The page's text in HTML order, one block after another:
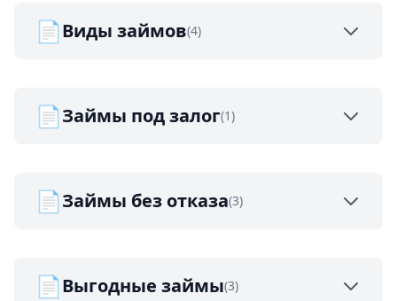
📄Виды займов(4)
📄Займы под залог(1)
📄Займы без отказа(3)
📄Выгодные займы(3)